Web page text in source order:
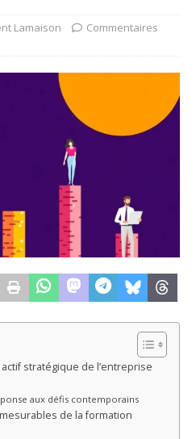
Lamaison
Commentaires
stratégique de l’entreprise
aux défis contemporains
de la formation